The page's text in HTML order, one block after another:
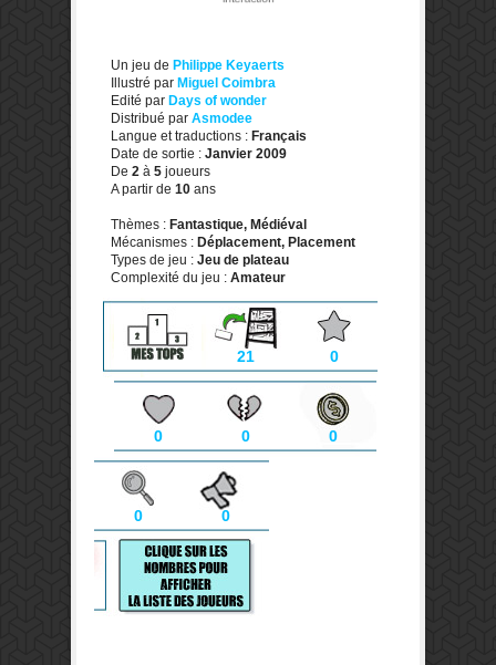
Un jeu de Philippe Keyaerts
Illustré par Miguel Coimbra
Edité par Days of wonder
Distribué par Asmodee
Langue et traductions : Français
Date de sortie : Janvier 2009
De 2 à 5 joueurs
A partir de 10 ans
Thèmes : Fantastique, Médiéval
Mécanismes : Déplacement, Placement
Types de jeu : Jeu de plateau
Complexité du jeu : Amateur
21 0
0 0 0
0 0